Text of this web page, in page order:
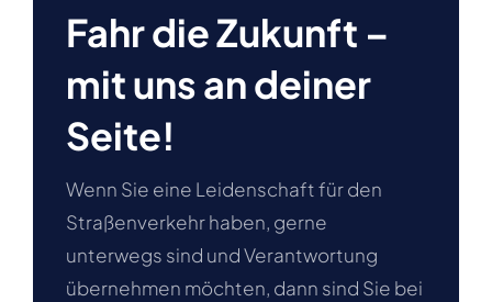
Fahr die Zukunft –
mit uns an deiner
Seite!
Wenn Sie eine Leidenschaft für den
Straßenverkehr haben, gerne
unterwegs sind und Verantwortung
übernehmen möchten, dann sind Sie bei